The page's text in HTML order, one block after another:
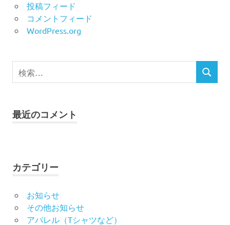
投稿フィード
コメントフィード
WordPress.org
検
索
検
最近のコメント
カテゴリー
お知らせ
その他お知らせ
アパレル（Tシャツなど）